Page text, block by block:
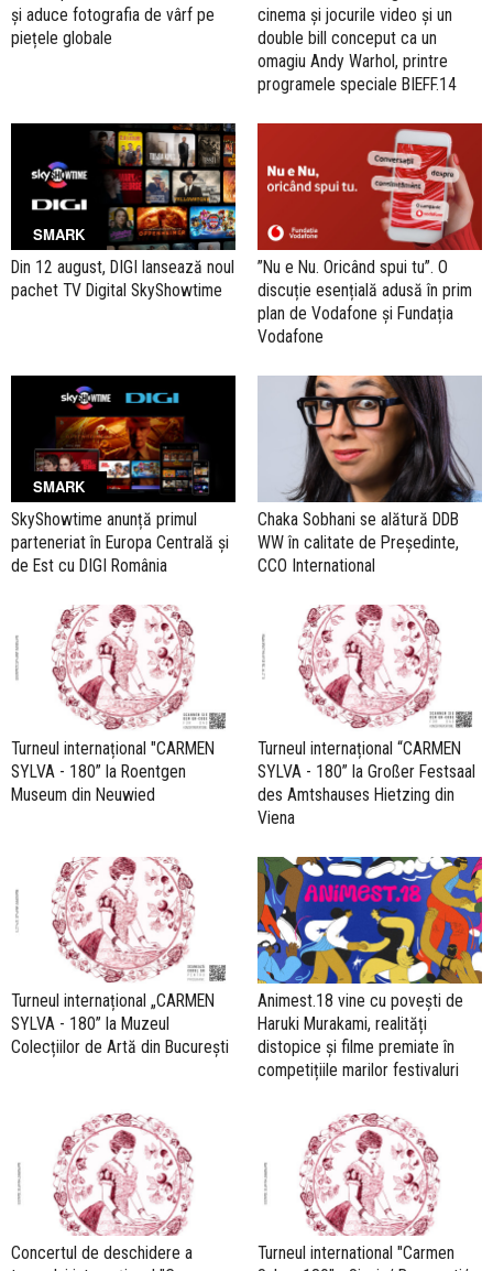
și aduce fotografia de vârf pe
piețele globale
cinema și jocurile video și un
double bill conceput ca un
omagiu Andy Warhol, printre
programele speciale BIEFF.14
SMARK
Din 12 august, DIGI lansează noul
pachet TV Digital SkyShowtime
”Nu e Nu. Oricând spui tu”. O
discuție esențială adusă în prim
plan de Vodafone și Fundația
Vodafone
SMARK
SkyShowtime anunță primul
parteneriat în Europa Centrală și
de Est cu DIGI România
Chaka Sobhani se alătură DDB
WW în calitate de Președinte,
CCO International
Turneul internațional "CARMEN
SYLVA - 180” la Roentgen
Museum din Neuwied
Turneul internațional “CARMEN
SYLVA - 180” la Großer Festsaal
des Amtshauses Hietzing din
Viena
Turneul internațional „CARMEN
SYLVA - 180” la Muzeul
Colecțiilor de Artă din București
Animest.18 vine cu povești de
Haruki Murakami, realități
distopice și filme premiate în
competițiile marilor festivaluri
Concertul de deschidere a
Turneul international "Carmen